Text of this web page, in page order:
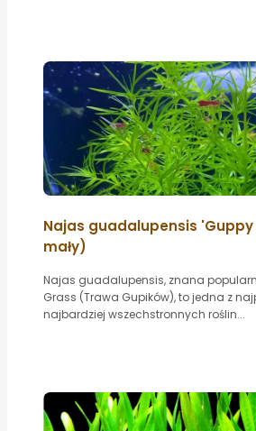
Najas guadalupensis
mały)
Najas guadalupensis, znana
Grass (Trawa Gupików), to jedna z
najbardziej wszechstronnych roślin...